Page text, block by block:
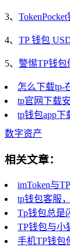
3、
4、 TP 钱包
5、 警惕TP钱
怎么下载tp-
tp官网下载
tp钱包app
数字资产
相关文章：
imToken与
tp钱包客服
Tp钱包总是
TP钱包与小
手机TP钱包